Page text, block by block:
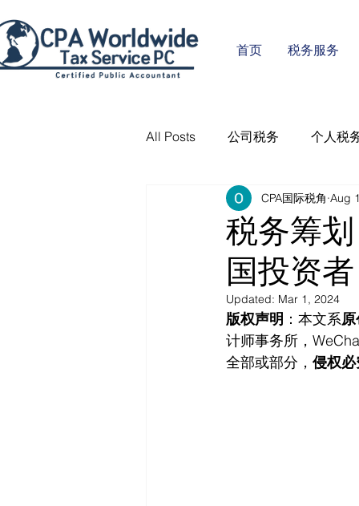
首页 税务服务
All Posts 公司税务 个人税
税务筹
国投资
CPA国际税角 Aug
Updated: Mar 1, 2024
版权声明 ：本文系
计师事务所，
全部或部分， 侵权